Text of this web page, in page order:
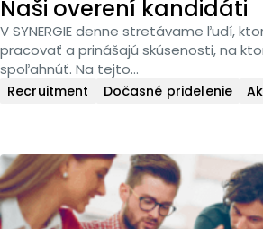
Naši overení kandidáti
V SYNERGIE denne stretávame ľudí,
pracovať a prinášajú skúsenosti, na
spoľahnúť. Na tejto...
Recruitment Dočasné pridelenie